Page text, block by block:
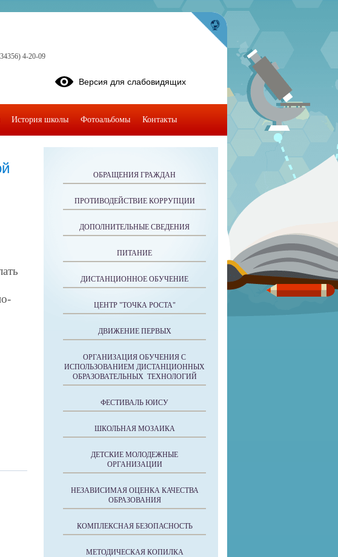
ОБРАЩЕНИЯ ГРАЖДАН
ПРОТИВОДЕЙСТВИЕ КОРРУПЦИИ
ДОПОЛНИТЕЛЬНЫЕ СВЕДЕНИЯ
ПИТАНИЕ
ДИСТАНЦИОННОЕ ОБУЧЕНИЕ
ЦЕНТР "ТОЧКА РОСТА"
ДВИЖЕНИЕ ПЕРВЫХ
ОРГАНИЗАЦИЯ ОБУЧЕНИЯ С
ИСПОЛЬЗОВАНИЕМ ДИСТАНЦИОННЫХ
ОБРАЗОВАТЕЛЬНЫХ ТЕХНОЛОГИЙ
ФЕСТИВАЛЬ ЮИСУ
ШКОЛЬНАЯ МОЗАИКА
ДЕТСКИЕ МОЛОДЕЖНЫЕ
ОРГАНИЗАЦИИ
НЕЗАВИСИМАЯ ОЦЕНКА КАЧЕСТВА
ОБРАЗОВАНИЯ
КОМПЛЕКСНАЯ БЕЗОПАСНОСТЬ
МЕТОДИЧЕСКАЯ КОПИЛКА
4-20-09
Версия для слабовидящих
История школы Фотоальбомы Контакты